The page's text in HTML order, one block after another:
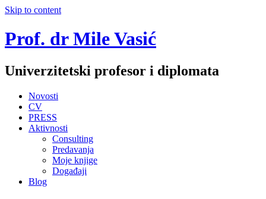
Skip to content
Prof. dr Mile Vasić
Univerzitetski profesor i diplomata
Novosti
CV
PRESS
Aktivnosti
Consulting
Predavanja
Moje knjige
Događaji
Blog